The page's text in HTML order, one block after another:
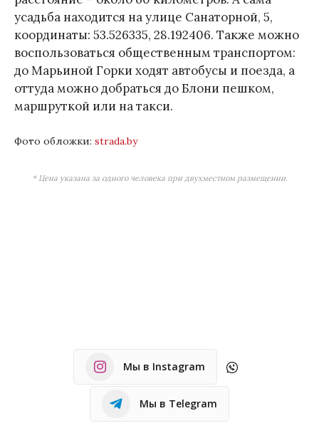
усадьба находится на улице Санаторной, 5,
координаты: 53.526335, 28.192406. Также можно
воспользоваться общественным транспортом:
до Марьиной Горки ходят автобусы и поезда, а
оттуда можно добраться до Блони пешком,
маршруткой или на такси.
Фото обложки: strada.by
* Цена указана за одного человека при двухместном размещении.
Мы в Instagram
Мы в Telegram